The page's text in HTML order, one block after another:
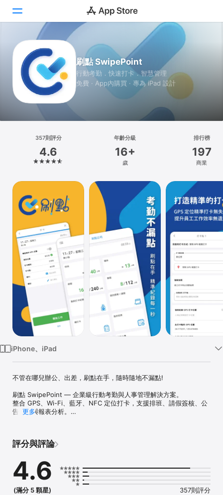
Today
遊戲
App
搜尋
iPhone
iPad
Mac
Vision
Watch
TV
刷點 SwipePoint
行動考勤．快速打卡．智慧管理
免費 · App內購買 · 專為 iPad 設計
357則評分
4.6
年齡分級
16+
歲
排行榜
197
商業
iPhone、iPad
不管在哪兒辦公、出差，刷點在手，隨時隨地不漏點!
刷點 SwipePoint — 企業級行動考勤與人事管理解決方案。
整合 GPS、Wi-Fi、藍牙、NFC 定位打卡，支援排班、請假簽核、公
告推播與報表分析。
主要特色：
* 補打卡與異常審核流程
* 排班、假單、加班一站整合
* 公告推播、即時通知
* 雲端報表、即時分析
更多
評分與評論
4.6
(滿分 5 顆星) 357則評分